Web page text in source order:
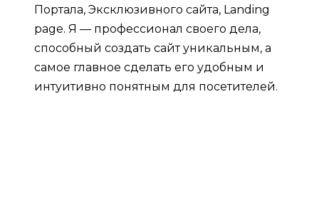
Портала, Эксклюзивного сайта, Landing
page. Я — профессионал своего дела,
способный создать сайт уникальным, а
самое главное сделать его удобным и
интуитивно понятным для посетителей.